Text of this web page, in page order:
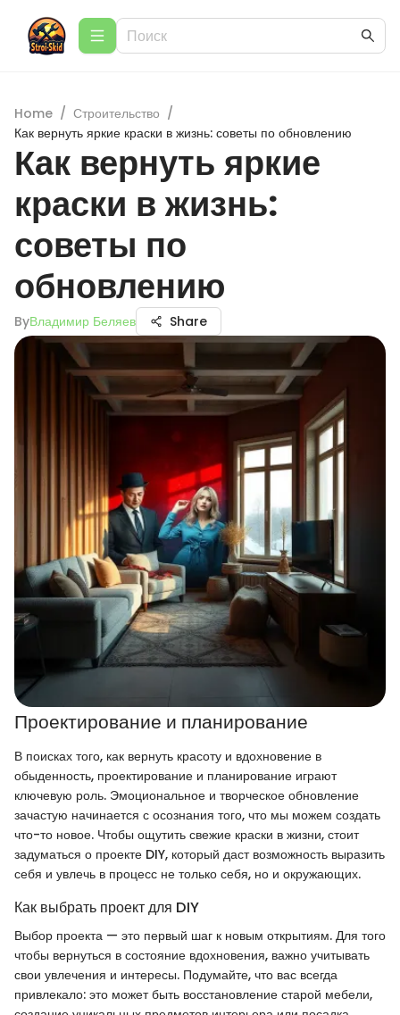
Home / Строительство /
Как вернуть яркие краски в жизнь: советы по обновлению
Как вернуть яркие
краски в жизнь:
советы по
обновлению
ByВладимир Беляев Share
Проектирование и планирование
В поисках того, как вернуть красоту и вдохновение в
обыденность, проектирование и планирование играют
ключевую роль. Эмоциональное и творческое обновление
зачастую начинается с осознания того, что мы можем создать
что-то новое. Чтобы ощутить свежие краски в жизни, стоит
задуматься о проекте DIY, который даст возможность выразить
себя и увлечь в процесс не только себя, но и окружающих.
Как выбрать проект для DIY
Выбор проекта — это первый шаг к новым открытиям. Для того
чтобы вернуться в состояние вдохновения, важно учитывать
свои увлечения и интересы. Подумайте, что вас всегда
привлекало: это может быть восстановление старой мебели,